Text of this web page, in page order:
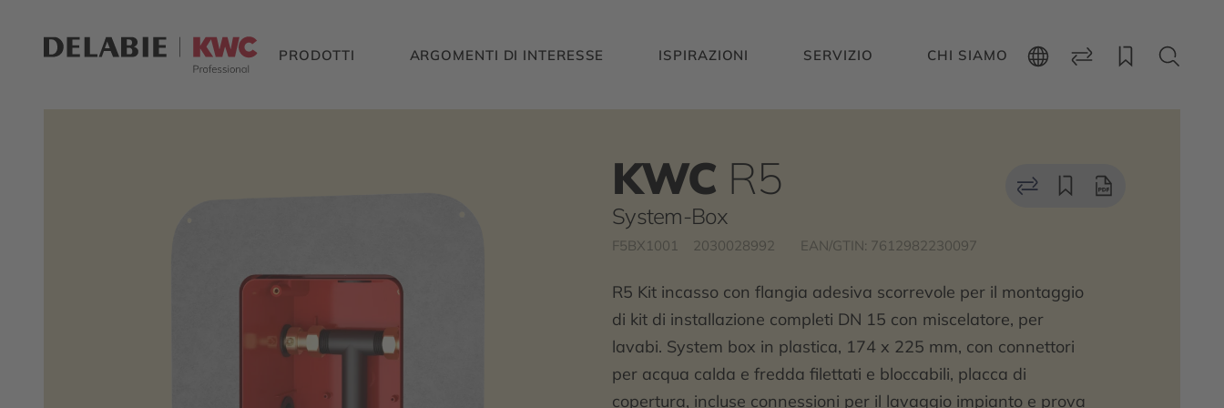
PRODOTTI ARGOMENTI DI INTERESSE ISPIRAZIONI SERVIZIO CHI SIAMO
KWC R5
System-Box
F5BX1001 2030028992 EAN/GTIN: 7612982230097
R5 Kit incasso con flangia adesiva scorrevole per il montaggio
di kit di installazione completi DN 15 con miscelatore, per
lavabi. System box in plastica, 174 x 225 mm, con connettori
per acqua calda e fredda filettati e bloccabili, placca di
copertura, incluse connessioni per il lavaggio impianto e prova